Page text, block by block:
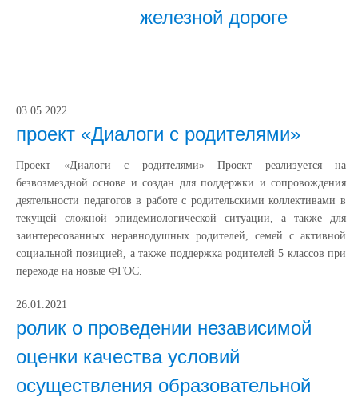
железной дороге
03.05.2022
проект «Диалоги с родителями»
Проект «Диалоги с родителями» Проект реализуется на
безвозмездной основе и создан для поддержки и сопровождения
деятельности педагогов в работе с родительскими коллективами в
текущей сложной эпидемиологической ситуации, а также для
заинтересованных неравнодушных родителей, семей с активной
социальной позицией, а также поддержка родителей 5 классов при
переходе на новые ФГОС.
26.01.2021
ролик о проведении независимой
оценки качества условий
осуществления образовательной